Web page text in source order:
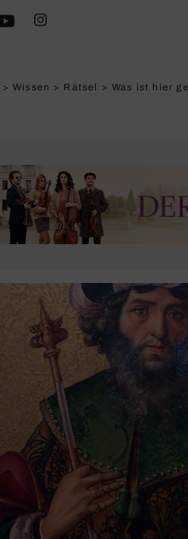
> Wissen > Rätsel > Was ist hier